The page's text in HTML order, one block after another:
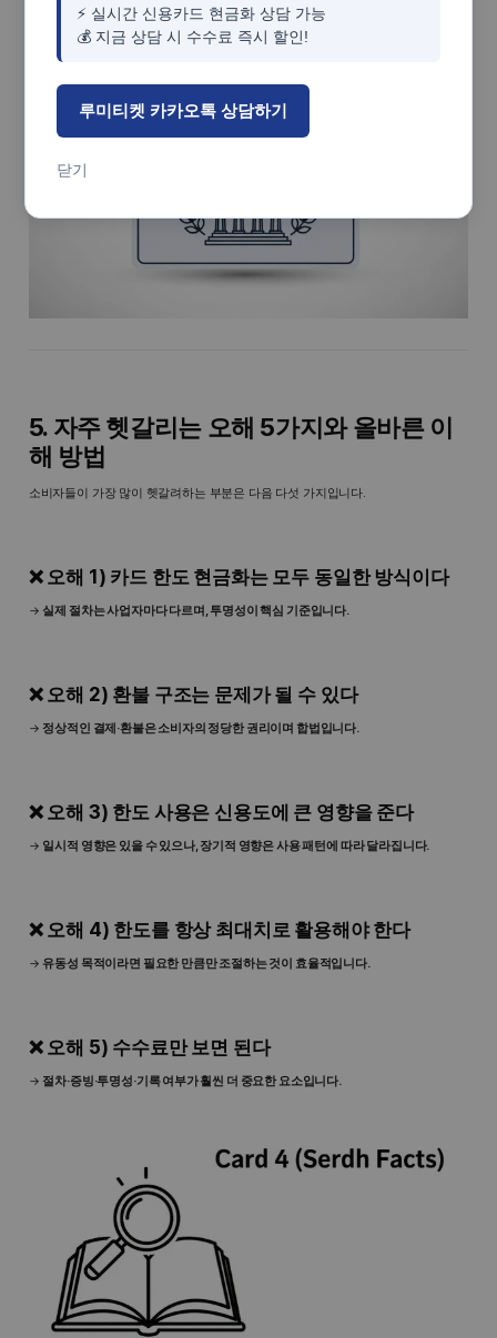
이 기준을 활용하면 소비자는
정상 거래인지 아닌지를 스스로 판단할 수 있는 기준을 갖게 됩니다.
5. 자주 헷갈리는 오해 5가지와 올바른 이
해 방법
소비자들이 가장 많이 헷갈려하는 부분은 다음 다섯 가지입니다.
❌ 오해 1) 카드 한도 현금화는 모두 동일한 방식이다
→ 실제 절차는 사업자마다 다르며, 투명성이 핵심 기준입니다.
❌ 오해 2) 환불 구조는 문제가 될 수 있다
→ 정상적인 결제·환불은 소비자의 정당한 권리이며 합법입니다.
❌ 오해 3) 한도 사용은 신용도에 큰 영향을 준다
→ 일시적 영향은 있을 수 있으나, 장기적 영향은 사용 패턴에 따라 달라집니다.
❌ 오해 4) 한도를 항상 최대치로 활용해야 한다
→ 유동성 목적이라면 필요한 만큼만 조절하는 것이 효율적입니다.
❌ 오해 5) 수수료만 보면 된다
→ 절차·증빙·투명성·기록 여부가 훨씬 더 중요한 요소입니다.
⚡ 실시간 신용카드 현금화 상담 가능
💰 지금 상담 시 수수료 즉시 할인!
루미티켓 카카오톡 상담하기
닫기